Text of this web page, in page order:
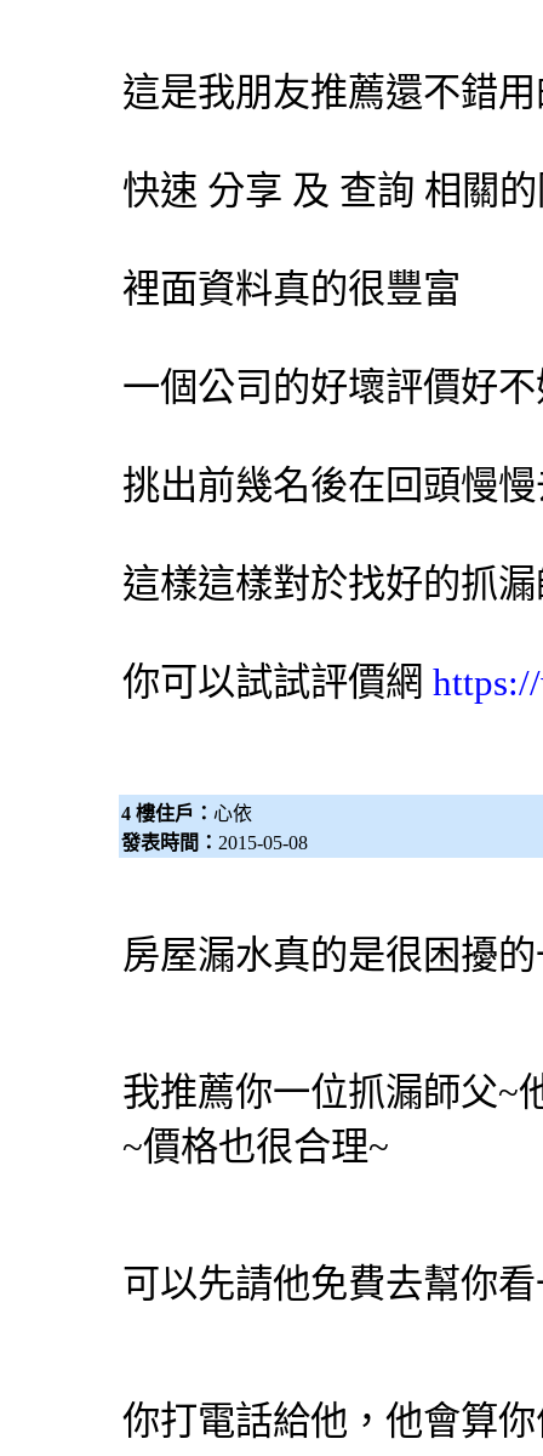
這是我朋友推薦還不錯
快速 分享 及 查詢 相關
裡面資料真的很豐富
一個公司的好壞評價好
挑出前幾名後在回頭慢
這樣這樣對於找好的抓
你可以試試評價網
4 樓住戶： 心依
發表時間： 2015-05-08
房屋漏水真的是很困擾
我推薦你一位抓漏師父~
~價格也很合理~
可以先請他免費去幫你
你打電話給他，他會算